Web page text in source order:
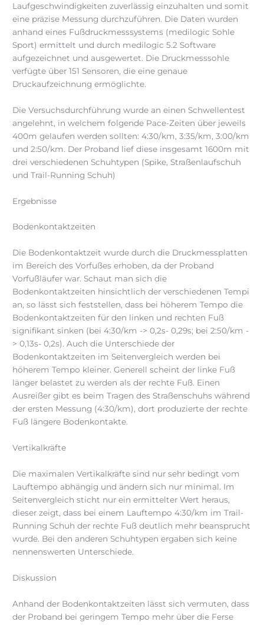
Laufgeschwindigkeiten zuverlässig einzuhalten und somit
eine präzise Messung durchzuführen. Die Daten wurden
anhand eines Fußdruckmesssystems (medilogic Sohle
Sport) ermittelt und durch medilogic 5.2 Software
aufgezeichnet und ausgewertet. Die Druckmesssohle
verfügte über 151 Sensoren, die eine genaue
Druckaufzeichnung ermöglichte.
Die Versuchsdurchführung wurde an einen Schwellentest
angelehnt, in welchem folgende Pace-Zeiten über jeweils
400m gelaufen werden sollten: 4:30/km, 3:35/km, 3:00/km
und 2:50/km. Der Proband lief diese insgesamt 1600m mit
drei verschiedenen Schuhtypen (Spike, Straßenlaufschuh
und Trail-Running Schuh)
Ergebnisse
Bodenkontaktzeiten
Die Bodenkontaktzeit wurde durch die Druckmessplatten
im Bereich des Vorfußes erhoben, da der Proband
Vorfußläufer war. Schaut man sich die
Bodenkontaktzeiten hinsichtlich der verschiedenen Tempi
an, so lässt sich feststellen, dass bei höherem Tempo die
Bodenkontaktzeiten für den linken und rechten Fuß
signifikant sinken (bei 4:30/km -> 0,2s- 0,29s; bei 2:50/km -
> 0,13s- 0,2s). Auch die Unterschiede der
Bodenkontaktzeiten im Seitenvergleich werden bei
höherem Tempo kleiner. Generell scheint der linke Fuß
länger belastet zu werden als der rechte Fuß. Einen
Ausreißer gibt es beim Tragen des Straßenschuhs während
der ersten Messung (4:30/km), dort produzierte der rechte
Fuß längere Bodenkontakte.
Vertikalkräfte
Die maximalen Vertikalkräfte sind nur sehr bedingt vom
Lauftempo abhängig und ändern sich nur minimal. Im
Seitenvergleich sticht nur ein ermittelter Wert heraus,
dieser zeigt, dass bei einem Lauftempo 4:30/km im Trail-
Running Schuh der rechte Fuß deutlich mehr beansprucht
wurde. Bei den anderen Schuhtypen ergaben sich keine
nennenswerten Unterschiede.
Diskussion
Anhand der Bodenkontaktzeiten lässt sich vermuten, dass
der Proband bei geringem Tempo mehr über die Ferse